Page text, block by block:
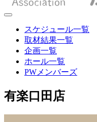
スケジュール一覧
取材結果一覧
企画一覧
ホール一覧
PWメンバーズ
有楽口田店